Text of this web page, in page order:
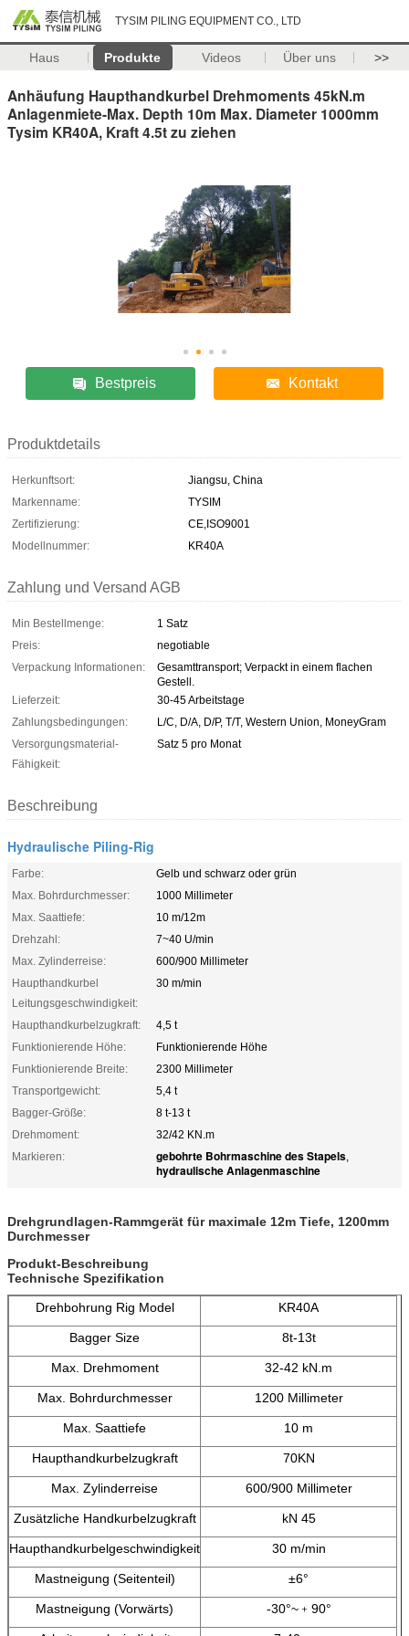
TYSIM PILING EQUIPMENT CO., LTD
Haus Produkte Videos Über uns >>
Anhäufung Haupthandkurbel Drehmoments 45kN.m
Anlagenmiete-Max. Depth 10m Max. Diameter 1000mm
Tysim KR40A, Kraft 4.5t zu ziehen
Bestpreis Kontakt
Produktdetails
Herkunftsort:
Jiangsu, China
Markenname:
TYSIM
Zertifizierung:
CE,ISO9001
Modellnummer:
KR40A
Zahlung und Versand AGB
Min Bestellmenge:
1 Satz
Preis:
negotiable
Verpackung Informationen:
Gesamttransport; Verpackt in einem flachen
Gestell.
Lieferzeit:
30-45 Arbeitstage
Zahlungsbedingungen:
L/C, D/A, D/P, T/T, Western Union, MoneyGram
Versorgungsmaterial-
Fähigkeit:
Satz 5 pro Monat
Beschreibung
Hydraulische Piling-Rig
Farbe:
Gelb und schwarz oder grün
Max. Bohrdurchmesser:
1000 Millimeter
Max. Saattiefe:
10 m/12m
Drehzahl:
7~40 U/min
Max. Zylinderreise:
600/900 Millimeter
Haupthandkurbel
Leitungsgeschwindigkeit:
30 m/min
Haupthandkurbelzugkraft:
4,5 t
Funktionierende Höhe:
Funktionierende Höhe
Funktionierende Breite:
2300 Millimeter
Transportgewicht:
5,4 t
Bagger-Größe:
8 t-13 t
Drehmoment:
32/42 KN.m
Markieren:
gebohrte Bohrmaschine des Stapels,
hydraulische Anlagenmaschine
Drehgrundlagen-Rammgerät für maximale 12m Tiefe, 1200mm
Durchmesser
Produkt-Beschreibung
Technische Spezifikation
Drehbohrung Rig Model
KR40A
Bagger Size 8t-13t
Max. Drehmoment 32-42 kN.m
Max. Bohrdurchmesser 1200 Millimeter
Max. Saattiefe 10 m
Haupthandkurbelzugkraft 70KN
Max. Zylinderreise 600/900 Millimeter
Zusätzliche Handkurbelzugkraft kN 45
Haupthandkurbelgeschwindigkeit 30 m/min
Mastneigung (Seitenteil) ±6°
Mastneigung (Vorwärts) -30°~﹢90°